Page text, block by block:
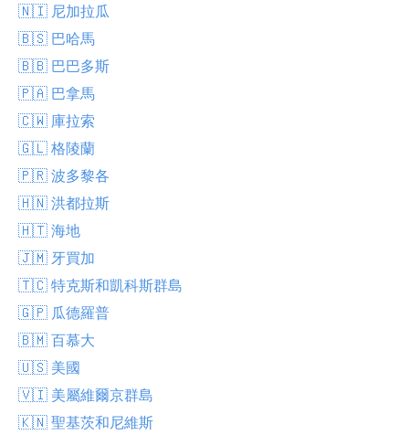
🇳🇮 尼加拉瓜
🇧🇸 巴哈馬
🇧🇧 巴巴多斯
🇵🇦 巴拿馬
🇨🇼 庫拉索
🇬🇱 格陵蘭
🇵🇷 波多黎各
🇭🇳 洪都拉斯
🇭🇹 海地
🇯🇲 牙買加
🇹🇨 特克斯和凱科斯群島
🇬🇵 瓜德羅普
🇧🇲 百慕大
🇺🇸 美國
🇻🇮 美屬維爾京群島
🇰🇳 聖基茨和尼維斯